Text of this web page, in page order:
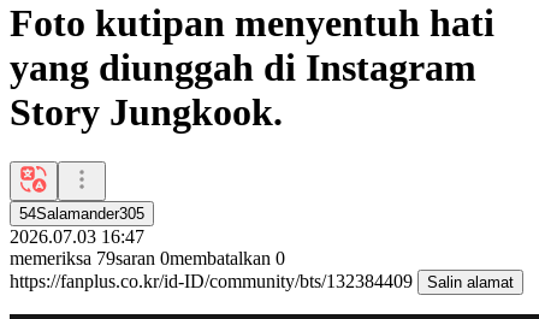
Foto kutipan menyentuh hati
yang diunggah di Instagram
Story Jungkook.
54Salamander305
2026.07.03 16:47
memeriksa 79saran 0membatalkan 0
https://fanplus.co.kr/id-ID/community/bts/132384409
Salin alamat